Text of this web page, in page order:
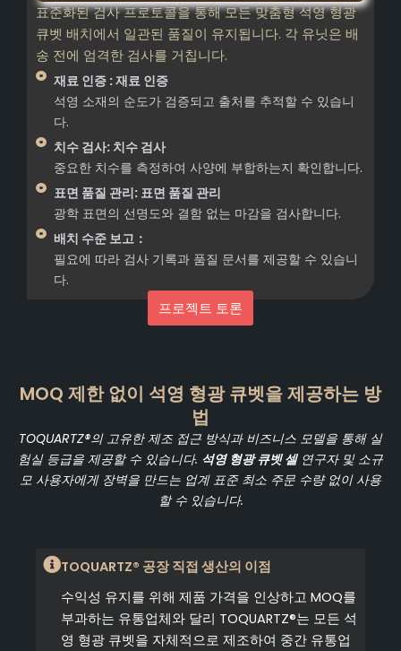
표준화된 검사 프로토콜을 통해 모든 맞춤형 석영 형광
큐벳 배치에서 일관된 품질이 유지됩니다. 각 유닛은 배
송 전에 엄격한 검사를 거칩니다.
재료 인증 : 재료 인증
석영 소재의 순도가 검증되고 출처를 추적할 수 있습니
다.
치수 검사: 치수 검사
중요한 치수를 측정하여 사양에 부합하는지 확인합니다.
표면 품질 관리: 표면 품질 관리
광학 표면의 선명도와 결함 없는 마감을 검사합니다.
배치 수준 보고：
필요에 따라 검사 기록과 품질 문서를 제공할 수 있습니
다.
프로젝트 토론
MOQ 제한 없이 석영 형광 큐벳을 제공하는 방
법
TOQUARTZ®의 고유한 제조 접근 방식과 비즈니스 모델을 통해 실
험실 등급을 제공할 수 있습니다. 석영 형광 큐벳 셀연구자 및 소규
모 사용자에게 장벽을 만드는 업계 표준 최소 주문 수량 없이 사용
할 수 있습니다.
TOQUARTZ® 공장 직접 생산의 이점
수익성 유지를 위해 제품 가격을 인상하고 MOQ를
부과하는 유통업체와 달리 TOQUARTZ®는 모든 석
영 형광 큐벳을 자체적으로 제조하여 중간 유통업